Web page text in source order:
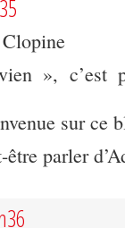
», c’est
sur ce
parler